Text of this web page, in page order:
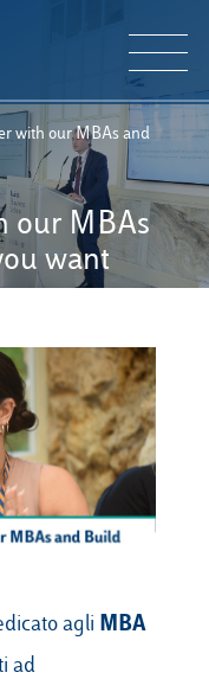
IT
with our MBAs and
our MBAs
want
agli MBA
ad